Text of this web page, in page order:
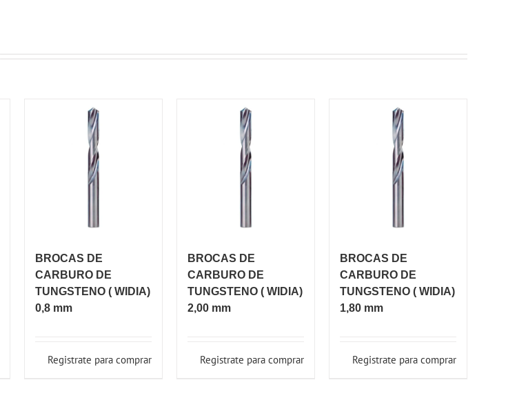
BROCAS DE
CARBURO DE
TUNGSTENO ( WIDIA)
0,8 mm
Registrate para comprar
BROCAS DE
CARBURO DE
TUNGSTENO ( WIDIA)
2,00 mm
Registrate para comprar
BROCAS DE
CARBURO DE
TUNGSTENO ( WIDIA)
1,80 mm
Registrate para comprar